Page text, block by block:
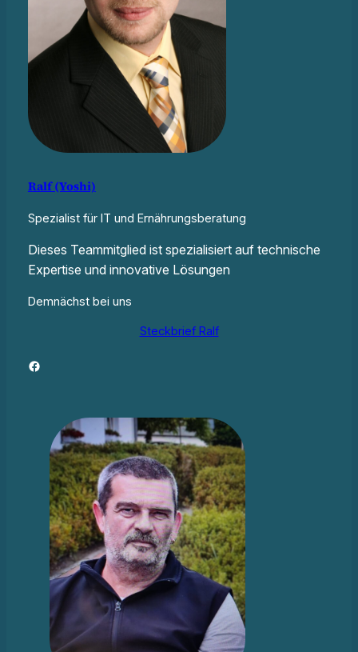
Ralf (Yoshi)
Spezialist für IT und Ernährungsberatung
Dieses Teammitglied ist spezialisiert auf technische
Expertise und innovative Lösungen
Demnächst bei uns
Steckbrief Ralf
Facebook